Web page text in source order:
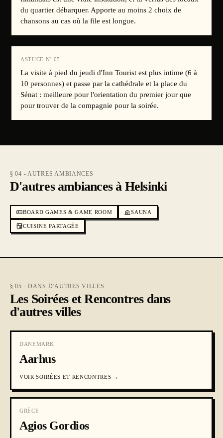
du quartier débarquer. Apporte au moins 2 choix de
chansons au cas où la file est longue.
ASTUCE Nº 05
La visite à pied du jeudi d'Inn Tourist est plus intime (6 à
10 personnes) et passe par la cathédrale et la place du
Sénat : meilleure pour l'orientation du premier jour que
pour trouver de la compagnie pour la soirée.
§ 04 - AUTRES AMBIANCES
D'autres ambiances à Helsinki
BOARD GAMES & GAME ROOM SAUNA
CUISINE PARTAGÉE
§ 05 - DANS D'AUTRES VILLES
Les Soirées et Rencontres dans
d'autres villes
DANEMARK
Aarhus
VOIR SOIRÉES ET RENCONTRES →
GRÈCE
Agios Gordios